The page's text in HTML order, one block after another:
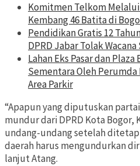
Komitmen Telkom Melalui
Kembang 46 Batita di
Pendidikan Gratis 12
DPRD Jabar Tolak
Lahan Eks Pasar dan
Sementara Oleh Perumda
Area Parkir
“Apapun yang diputuskan
mundur dari DPRD Kota Bogor,
undang-undang setelah
daerah harus mengundurkan
lanjut Atang.